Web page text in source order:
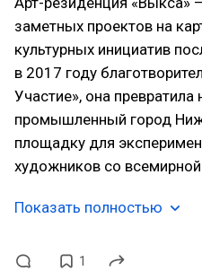
заметных проектов на
культурных инициатив
в 2017 году
Участие», она
промышленный город
площадку для
художников со
Показать полностью
1